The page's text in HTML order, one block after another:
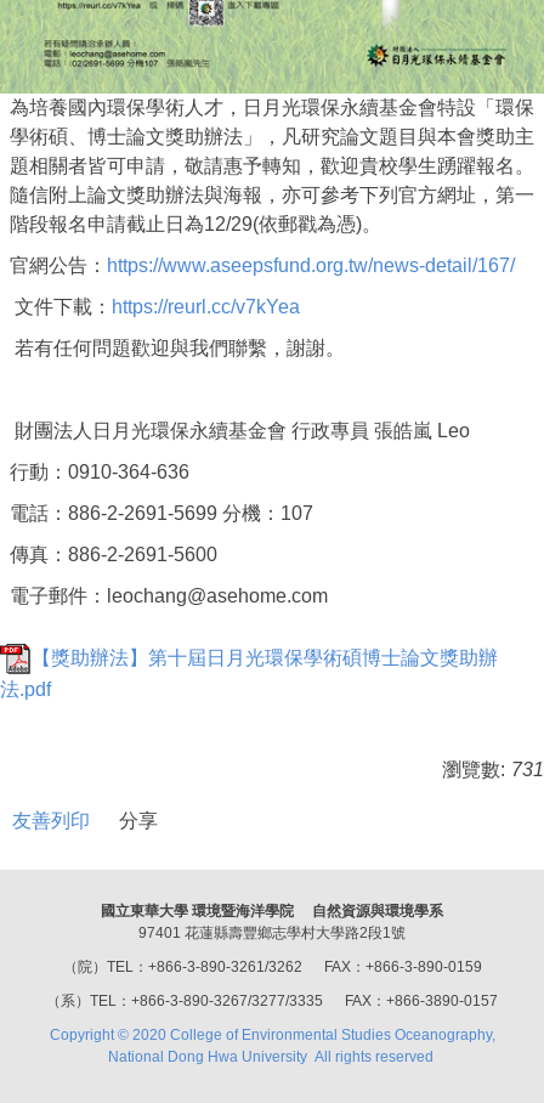
為培養國內環保學術人才，日月光環保永續基金會特設「環保
學術碩、博士論文獎助辦法」，凡研究論文題目與本會獎助主
題相關者皆可申請，敬請惠予轉知，歡迎貴校學生踴躍報名。
隨信附上論文獎助辦法與海報，亦可參考下列官方網址，第一
階段報名申請截止日為12/29(依郵戳為憑)。
官網公告： https://www.aseepsfund.org.tw/news-detail/167/
文件下載： https://reurl.cc/v7kYea
若有任何問題歡迎與我們聯繫，謝謝。
財團法人日月光環保永續基金會 行政專員 張皓嵐 Leo
行動：0910-364-636
電話：886-2-2691-5699 分機：107
傳真：886-2-2691-5600
電子郵件：leochang@asehome.com
【獎助辦法】第十屆日月光環保學術碩博士論文獎助辦
法.pdf
瀏覽數: 731
友善列印 分享
國立東華大學 環境暨海洋學院 自然資源與環境學系
97401 花蓮縣壽豐鄉志學村大學路2段1號
（院）TEL：+866-3-890-3261/3262 FAX：+866-3-890-0159
（系）TEL：+866-3-890-3267/3277/3335 FAX：+866-3890-0157
Copyright © 2020 College of Environmental Studies Oceanography,
National Dong Hwa University All rights reserved